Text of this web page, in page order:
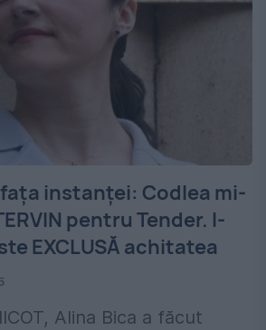
instanţei: Codlea mi-
pentru Tender. I-
EXCLUSĂ achitatea
Alina Bica a făcut